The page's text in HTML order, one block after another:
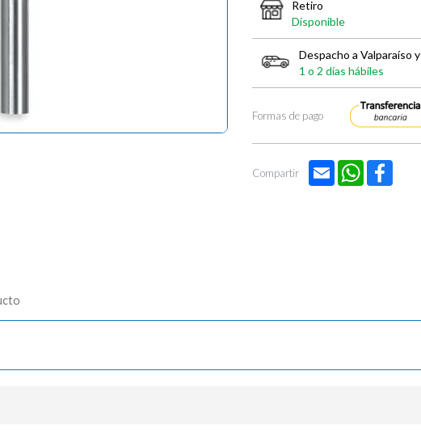
Retiro
Disponible
Despacho a Valparaíso
1 o 2 días hábiles
Formas de pago
Compartir Email WhatsApp